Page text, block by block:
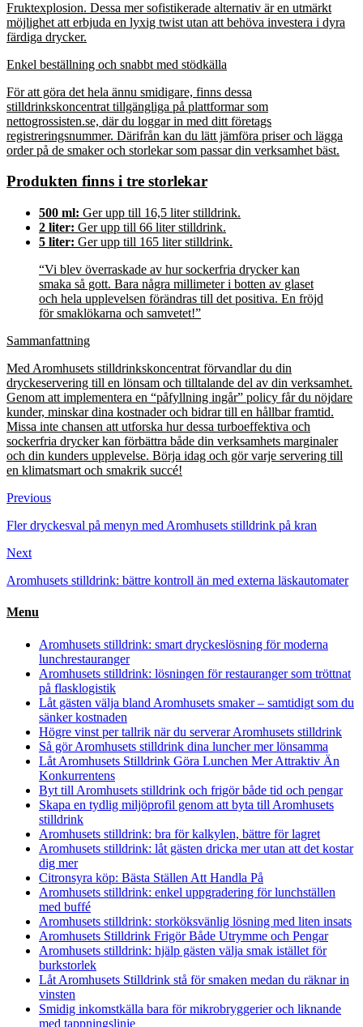
Fruktexplosion. Dessa mer sofistikerade alternativ är en utmärkt
möjlighet att erbjuda en lyxig twist utan att behöva investera i dyra
färdiga drycker.
Enkel beställning och snabbt med stödkälla
För att göra det hela ännu smidigare, finns dessa
stilldrinkskoncentrat tillgängliga på plattformar som
nettogrossisten.se, där du loggar in med ditt företags
registreringsnummer. Därifrån kan du lätt jämföra priser och lägga
order på de smaker och storlekar som passar din verksamhet bäst.
Produkten finns i tre storlekar
500 ml: Ger upp till 16,5 liter stilldrink.
2 liter: Ger upp till 66 liter stilldrink.
5 liter: Ger upp till 165 liter stilldrink.
“Vi blev överraskade av hur sockerfria drycker kan
smaka så gott. Bara några millimeter i botten av glaset
och hela upplevelsen förändras till det positiva. En fröjd
för smaklökarna och samvetet!”
Sammanfattning
Med Aromhusets stilldrinkskoncentrat förvandlar du din
dryckeservering till en lönsam och tilltalande del av din verksamhet.
Genom att implementera en “påfyllning ingår” policy får du nöjdare
kunder, minskar dina kostnader och bidrar till en hållbar framtid.
Missa inte chansen att utforska hur dessa turboeffektiva och
sockerfria drycker kan förbättra både din verksamhets marginaler
och din kunders upplevelse. Börja idag och gör varje servering till
en klimatsmart och smakrik succé!
Previous
Fler dryckesval på menyn med Aromhusets stilldrink på kran
Next
Aromhusets stilldrink: bättre kontroll än med externa läskautomater
Menu
Aromhusets stilldrink: smart dryckeslösning för moderna
lunchrestauranger
Aromhusets stilldrink: lösningen för restauranger som tröttnat
på flasklogistik
Låt gästen välja bland Aromhusets smaker – samtidigt som du
sänker kostnaden
Högre vinst per tallrik när du serverar Aromhusets stilldrink
Så gör Aromhusets stilldrink dina luncher mer lönsamma
Låt Aromhusets Stilldrink Göra Lunchen Mer Attraktiv Än
Konkurrentens
Byt till Aromhusets stilldrink och frigör både tid och pengar
Skapa en tydlig miljöprofil genom att byta till Aromhusets
stilldrink
Aromhusets stilldrink: bra för kalkylen, bättre för lagret
Aromhusets stilldrink: låt gästen dricka mer utan att det kostar
dig mer
Citronsyra köp: Bästa Ställen Att Handla På
Aromhusets stilldrink: enkel uppgradering för lunchställen
med buffé
Aromhusets stilldrink: storköksvänlig lösning med liten insats
Aromhusets Stilldrink Frigör Både Utrymme och Pengar
Aromhusets stilldrink: hjälp gästen välja smak istället för
burkstorlek
Låt Aromhusets Stilldrink stå för smaken medan du räknar in
vinsten
Smidig inkomstkälla bara för mikrobryggerier och liknande
med tappningslinje